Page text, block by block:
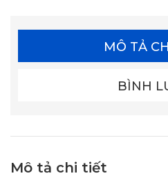
MÔ TẢ
BÌNH
Mô tả chi tiết